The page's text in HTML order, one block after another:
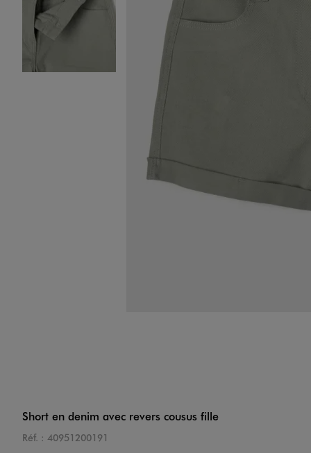
Image 2 sur 3
Short en denim avec revers cousus fille
Réf. : 40951200191